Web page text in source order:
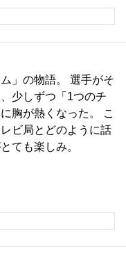
」の物語。 選手がそ
少しずつ「1つのチ
胸が熱くなった。 こ
ビ局とどのように話
ても楽しみ。